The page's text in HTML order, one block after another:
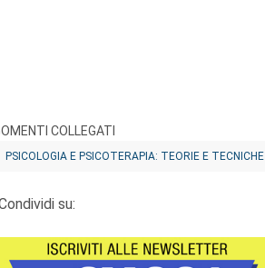
COLLEGATI
PSICOLOGIA E PSICOTERAPIA: TEORIE E TECNICHE
su: